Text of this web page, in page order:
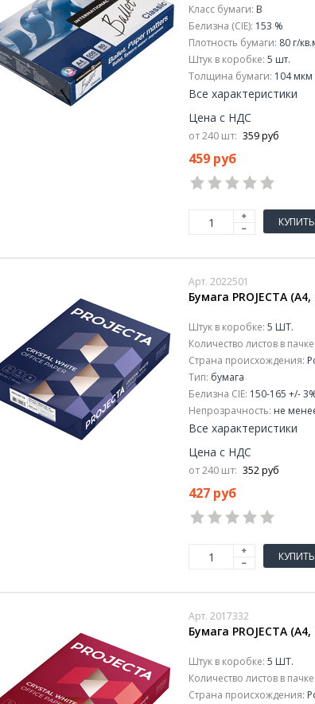
Класс бумаги: B
Белизна (CIE): 153 %
Плотность бумаги: 80 г/
Штук в коробке: 5 шт.
Толщина бумаги: 104 мкм
Все характеристики
Цена с НДС
от 240 шт: 359 руб
459 руб
КУПИТЬ
Арт. 2022501
Бумага PROJECTA
Штук в коробке: 5 ШТ.
Количество листов в пачке:
Страна происхождения:
Тип: бумага
Белизна CIE: 150-165 +/-
Непрозрачность: не
Все характеристики
Цена с НДС
от 240 шт: 352 руб
427 руб
КУПИТЬ
Арт. 2017332
Бумага PROJECTA
Штук в коробке: 5 ШТ.
Количество листов в пачке:
Страна происхождения: